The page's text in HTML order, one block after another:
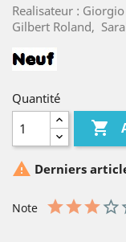
Realisateur :
Gilbert Roland,
Quantité

 Derniers
Note